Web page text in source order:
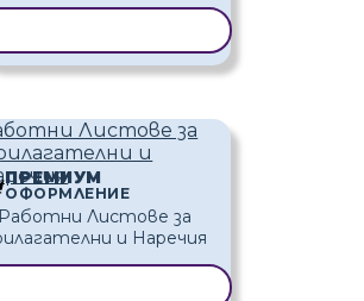
Листове за
и
ПРЕМИУМ
ОФОРМЛЕНИЕ